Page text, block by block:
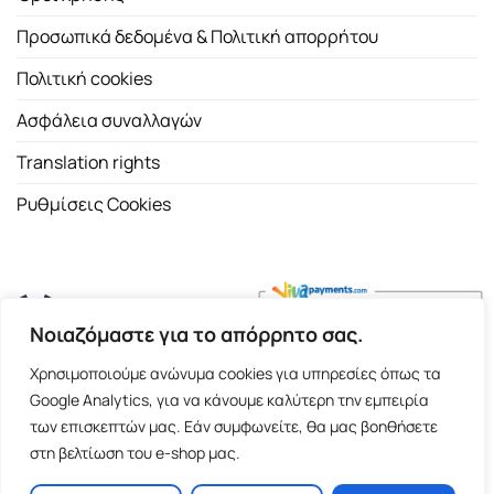
Νοιαζόμαστε για το απόρρητο σας.
Χρησιμοποιούμε ανώνυμα cookies για υπηρεσίες όπως τα
Google Analytics, για να κάνουμε καλύτερη την εμπειρία
των επισκεπτών μας. Εάν συμφωνείτε, θα μας βοηθήσετε
στη βελτίωση του e-shop μας.
Προσωπικά δεδομένα & Πολιτική απορρήτου
Πολιτική cookies
Ασφάλεια συναλλαγών
Translation rights
Ρυθμίσεις Cookies
Copyright 2026 ©Εκδοτικός Οίκος Α.Α. Λιβάνη| All rights
reserved.
Σόλωνος 98, 10680 Αθήνα | Τ:2103661200- F: 2103617791
E-shop and Premium Managed Hosting by